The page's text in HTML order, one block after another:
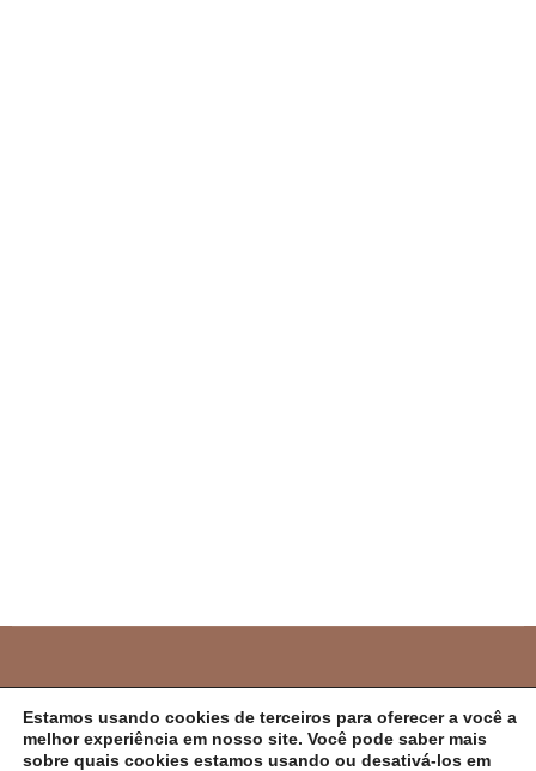
PREFEITURA MUNICIPAL DE CAMPO ALEGRE
DE LOURDES/BA
Estamos usando cookies de terceiros para oferecer a você a
melhor experiência em nosso site. Você pode saber mais
sobre quais cookies estamos usando ou desativá-los em